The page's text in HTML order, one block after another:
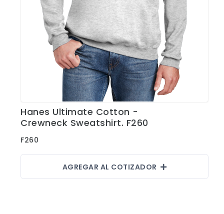
Ver Detalles
Hanes Ultimate Cotton -
Crewneck Sweatshirt. F260
F260
AGREGAR AL COTIZADOR